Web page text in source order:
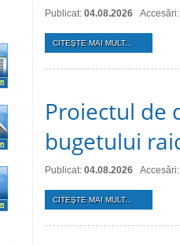
Publicat: 04.08.2026
CITEŞTE MAI MULT...
Proiectul de
bugetului
Publicat: 04.08.2026
CITEŞTE MAI MULT...